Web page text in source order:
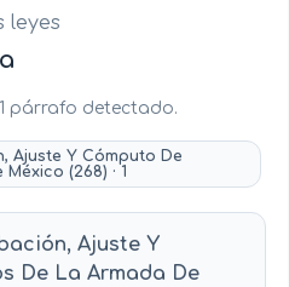
leyes
párrafo detectado.
Ajuste Y Cómputo De
(268) · 1
Ajuste Y
De La Armada De